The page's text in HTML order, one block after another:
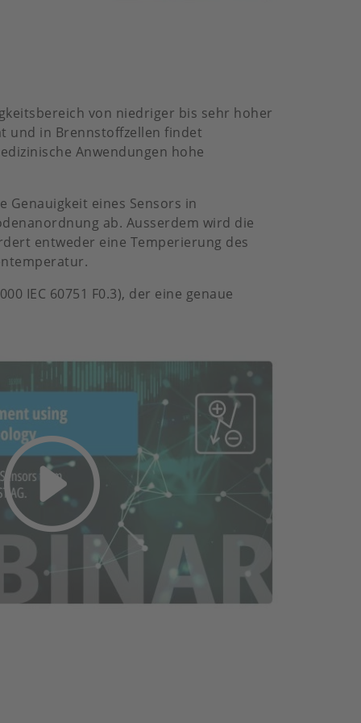
von niedriger bis sehr hoher
und in Brennstoffzellen findet
Anwendungen hohe
eines Sensors in
ab. Ausserdem wird die
entweder eine Temperierung des
IEC 60751 F0.3), der eine genaue